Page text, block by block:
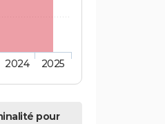
2024 2025
pour